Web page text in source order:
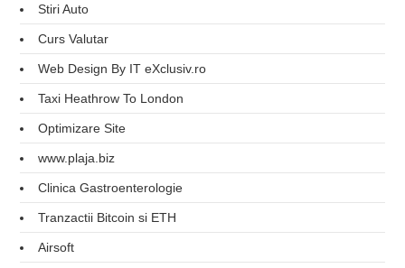
Stiri Auto
Curs Valutar
Web Design By IT eXclusiv.ro
Taxi Heathrow To London
Optimizare Site
www.plaja.biz
Clinica Gastroenterologie
Tranzactii Bitcoin si ETH
Airsoft